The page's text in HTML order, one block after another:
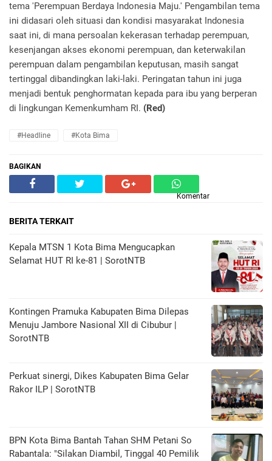
tema 'Perempuan Berdaya Indonesia Maju.' Pengambilan tema
ini didasari oleh situasi dan kondisi masyarakat Indonesia
saat ini, di mana persoalan kekerasan terhadap perempuan,
kesenjangan akses ekonomi perempuan, dan keterwakilan
perempuan dalam pengambilan keputusan, masih sangat
tertinggal dibandingkan laki-laki. Peringatan tahun ini juga
menjadi bentuk penghormatan kepada para ibu yang berperan
di lingkungan Kemenkumham RI. (Red)
#Headline #Kota Bima
BAGIKAN
Komentar
BERITA TERKAIT
Kepala MTSN 1 Kota Bima Mengucapkan
Selamat HUT RI ke-81 | SorotNTB
Kontingen Pramuka Kabupaten Bima Dilepas
Menuju Jambore Nasional XII di Cibubur |
SorotNTB
Perkuat sinergi, Dikes Kabupaten Bima Gelar
Rakor ILP | SorotNTB
BPN Kota Bima Bantah Tahan SHM Petani So
Rabantala: "Silakan Diambil, Tinggal 40 Pemilik